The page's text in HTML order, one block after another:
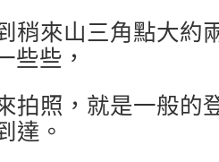
稍來山三角點大約
些些，
拍照，就是一般的
達。